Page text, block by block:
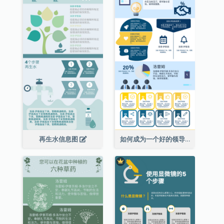
再生水信息图 如何成为一个好的领导者信息图